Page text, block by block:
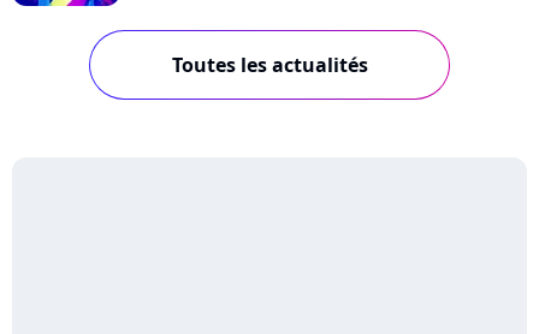
Toutes les actualités